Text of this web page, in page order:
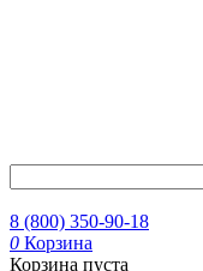
8 (800) 350-90-18
0 Корзина
Корзина пуста